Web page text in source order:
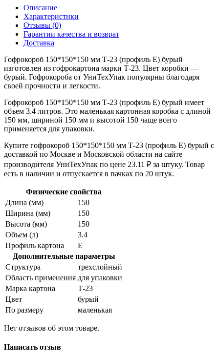
Описание
Характеристики
Отзывы (0)
Гарантии качества и возврат
Доставка
Гофрокороб 150*150*150 мм Т-23 (профиль E) бурый
изготовлен из гофрокартона марки Т-23. Цвет коробки —
бурый. Гофрокороба от УниТехУпак популярны благодаря
своей прочности и легкости.
Гофрокороб 150*150*150 мм Т-23 (профиль E) бурый имеет
объем 3.4 литров. Это маленькая картонная коробка с длиной
150 мм, шириной 150 мм и высотой 150 чаще всего
применяется для упаковки.
Купите гофрокороб 150*150*150 мм Т-23 (профиль E) бурый с
доставкой по Москве и Московской области на сайте
производителя УниТехУпак по цене 23.11 ₽ за штуку. Товар
есть в наличии и отпускается в пачках по 20 штук.
Физические свойства
Длина (мм)
150
Ширина (мм)
150
Высота (мм)
150
Объем (л)
3.4
Профиль картона
Е
Дополнительные параметры
Структура
трехслойный
Область применения для упаковки
Марка картона
Т-23
Цвет
бурый
По размеру
маленькая
Нет отзывов об этом товаре.
Написать отзыв